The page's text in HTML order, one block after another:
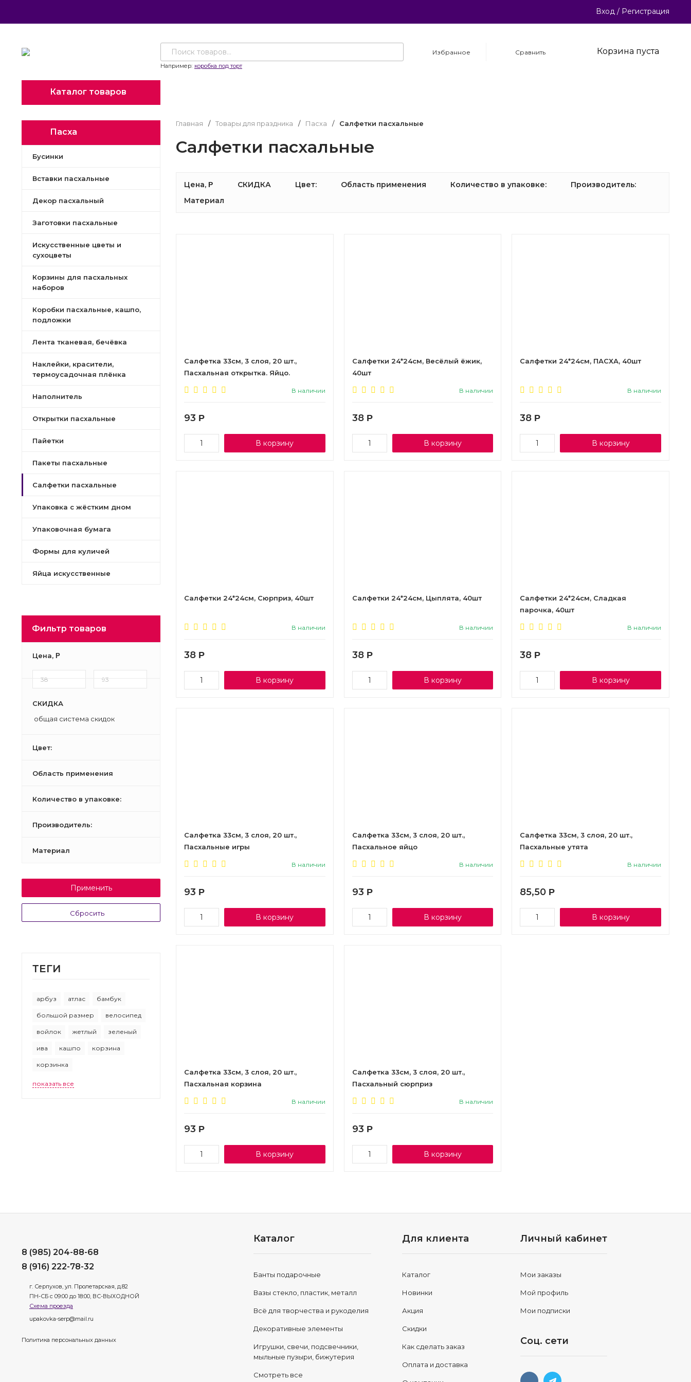
Вход / Регистрация
Например: коробка под торт
Избранное Сравнить Корзина пуста
Каталог товаров
Пасха
Бусинки
Вставки пасхальные
Декор пасхальный
Заготовки пасхальные
Искусственные цветы и
сухоцветы
Корзины для пасхальных
наборов
Коробки пасхальные, кашпо,
подложки
Лента тканевая, бечёвка
Наклейки, красители,
термоусадочная плёнка
Наполнитель
Открытки пасхальные
Пайетки
Пакеты пасхальные
Салфетки пасхальные
Упаковка с жёстким дном
Упаковочная бумага
Формы для куличей
Яйца искусственные
Фильтр товаров
Цена, Р
СКИДКА
общая система скидок
Цвет:
Область применения
Количество в упаковке:
Производитель:
Материал
Применить
Сбросить
ТEГИ
арбуз атлас бамбук
большой размер велосипед
войлок жетлый зеленый
ива кашпо корзина
корзинка
показать все
Главная / Товары для праздника / Пасха / Салфетки пасхальные
Салфетки пасхальные
Цена, Р СКИДКА Цвет: Область применения Количество в упаковке:
Производитель:
Материал
Салфетка 33см, 3 слоя, 20 шт.,
Пасхальная открытка. Яйцо.
В наличии
93 Р
В корзину
Салфетки 24*24см, Весёлый ёжик,
40шт
В наличии
38 Р
В корзину
Салфетки 24*24см, ПАСХА, 40шт
В наличии
38 Р
В корзину
Салфетки 24*24см, Сюрприз, 40шт
В наличии
38 Р
В корзину
Салфетки 24*24см, Цыплята, 40шт
В наличии
38 Р
В корзину
Салфетки 24*24см, Сладкая
парочка, 40шт
В наличии
38 Р
В корзину
Салфетка 33см, 3 слоя, 20 шт.,
Пасхальные игры
В наличии
93 Р
В корзину
Салфетка 33см, 3 слоя, 20 шт.,
Пасхальное яйцо
В наличии
93 Р
В корзину
Салфетка 33см, 3 слоя, 20 шт.,
Пасхальные утята
В наличии
85,50 Р
В корзину
Салфетка 33см, 3 слоя, 20 шт.,
Пасхальная корзина
В наличии
93 Р
В корзину
Салфетка 33см, 3 слоя, 20 шт.,
Пасхальный сюрприз
В наличии
93 Р
В корзину
8 (985) 204-88-68
8 (916) 222-78-32
г. Серпухов, ул. Пролетарская, д.82
ПН-СБ с 09:00 до 18:00, ВС-ВЫХОДНОЙ
Схема проезда
upakovka-serp@mail.ru
Политика персональных данных
Каталог
Банты подарочные
Вазы стекло, пластик, металл
Всё для творчества и рукоделия
Декоративные элементы
Игрушки, свечи, подсвечники,
мыльные пузыри, бижутерия
Смотреть все
Для клиента
Каталог
Новинки
Акция
Скидки
Как сделать заказ
Оплата и доставка
Личный кабинет
Мои заказы
Мой профиль
Мои подписки
Соц. сети